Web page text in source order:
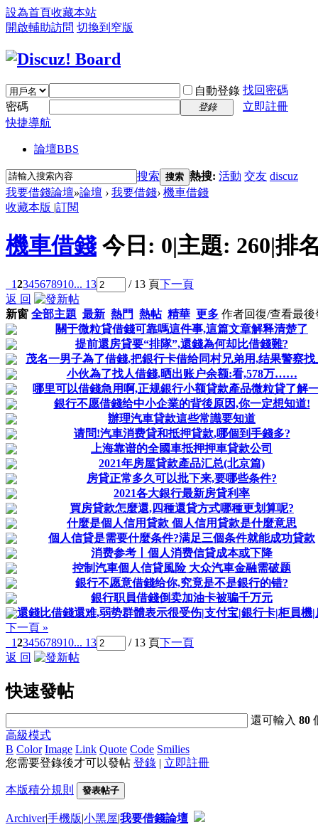
設為首頁收藏本站
開啟輔助訪問 切換到窄版
自動登錄 找回密碼
密碼
登錄
立即註冊
快捷導航
論壇BBS
搜索 搜索 熱搜: 活動 交友 discuz
我要借錢論壇»論壇 › 我要借錢› 機車借錢
收藏本版 |訂閱
機車借錢 今日: 0|主題: 260|排
12345678910... 13 / 13 頁下一頁
返 回
新窗 全部主題 最新 熱門 熱帖 精華 更多 作者回復/查看最後
關于微粒貸借錢可靠嗎這件事,這篇文章解释清楚了
提前還房貸要“排隊”,還錢為何却比借錢難?
茂名一男子為了借錢,把銀行卡借给同村兄弟用,结果警察找
小伙為了找人借錢,晒出账户余额:看,578万……
哪里可以借錢急用啊,正规銀行小额貸款產品微粒貸了解
銀行不愿借錢给中小企業的背後原因,你一定想知道!
辦理汽車貸款這些常識要知道
请問!汽車消费貸和抵押貸款,哪個到手錢多?
上海靠谱的全國車抵押押車貸款公司
2021年房屋貸款產品汇总(北京篇)
房貸正常多久可以批下来,要哪些条件?
2021各大銀行最新房貸利率
買房貸款怎麼還,四種還貸方式哪種更划算呢?
什麼是個人信用貸款 個人信用貸款是什麼意思
個人信貸是需要什麼条件?满足三個条件就能成功貸款
消费参考丨個人消费信貸成本或下降
控制汽車個人信貸風险 大众汽車金融需破题
銀行不愿意借錢给你,究竟是不是銀行的错?
銀行职員借錢倒卖加油卡被骗千万元
還錢比借錢還难,弱势群體表示很受伤|支付宝|銀行卡|柜員機|
下一頁 »
12345678910... 13 / 13 頁下一頁
返 回
快速發帖
還可輸入80
高級模式
B Color Image Link Quote Code Smilies
您需要登錄後才可以發帖 登錄 | 立即註冊
本版積分規則 發表帖子
Archiver|手機版|小黑屋|我要借錢論壇